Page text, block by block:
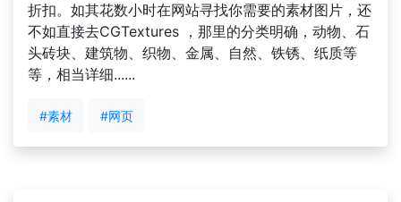
折扣。如其花数小时在网站寻找你需要的素材图片，还
不如直接去CGTextures ，那里的分类明确，动物、石
头砖块、建筑物、织物、金属、自然、铁锈、纸质等
等，相当详细......
#素材 #网页